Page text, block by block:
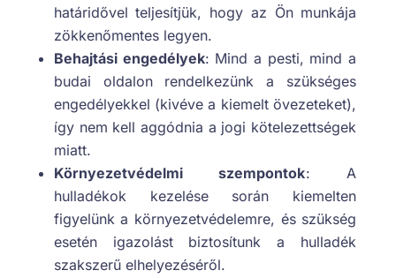
határidővel teljesítjük, hogy az Ön munkája
zökkenőmentes legyen.
Behajtási engedélyek: Mind a pesti, mind a
budai oldalon rendelkezünk a szükséges
engedélyekkel (kivéve a kiemelt övezeteket),
így nem kell aggódnia a jogi kötelezettségek
miatt.
Környezetvédelmi szempontok: A
hulladékok kezelése során kiemelten
figyelünk a környezetvédelemre, és szükség
esetén igazolást biztosítunk a hulladék
szakszerű elhelyezéséről.